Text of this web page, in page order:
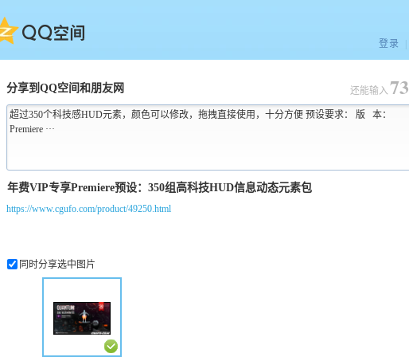
QQ空间
登录
分享到QQ空间和朋友网
超过350个科技感HUD元素，颜色可以修改，拖拽直接使用，十分方便 预设要求： 版 本：
Premiere ···
还能输入 73
https://www.cgufo.com/product/49250.html
同时分享选中图片